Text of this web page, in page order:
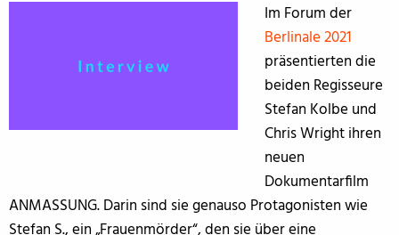
Im Forum der
Berlinale 2021
präsentierten die
beiden Regisseure
Stefan Kolbe und
Chris Wright ihren
neuen
Dokumentarfilm
ANMASSUNG. Darin sind sie genauso Protagonisten wie
Stefan S., ein „Frauenmörder“, den sie über eine